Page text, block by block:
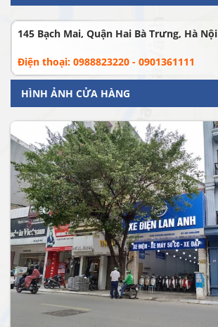
145 Bạch Mai, Quận Hai Bà Trưng, Hà Nội
Điện thoại: 0988823220 - 0901361111
HÌNH ẢNH CỬA HÀNG